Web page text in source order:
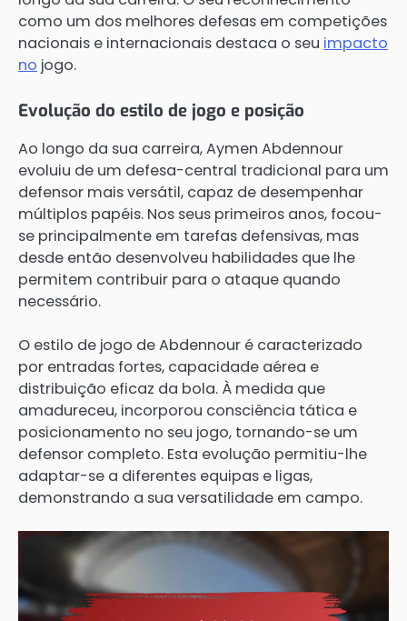
como um dos melhores defesas em competições
nacionais e internacionais destaca o seu impacto
no jogo.
Evolução do estilo de jogo e posição
Ao longo da sua carreira, Aymen Abdennour
evoluiu de um defesa-central tradicional para um
defensor mais versátil, capaz de desempenhar
múltiplos papéis. Nos seus primeiros anos, focou-
se principalmente em tarefas defensivas, mas
desde então desenvolveu habilidades que lhe
permitem contribuir para o ataque quando
necessário.
O estilo de jogo de Abdennour é caracterizado
por entradas fortes, capacidade aérea e
distribuição eficaz da bola. À medida que
amadureceu, incorporou consciência tática e
posicionamento no seu jogo, tornando-se um
defensor completo. Esta evolução permitiu-lhe
adaptar-se a diferentes equipas e ligas,
demonstrando a sua versatilidade em campo.